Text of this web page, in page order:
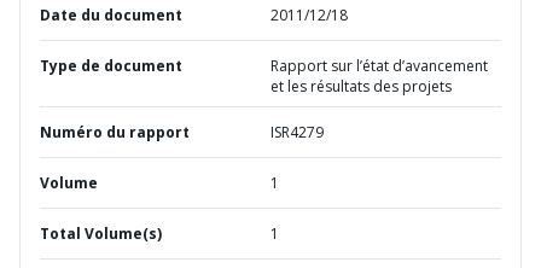
Date du document 2011/12/18
Type de document
Rapport sur l’état d’avancement
et les résultats des projets
Numéro du rapport ISR4279
Volume 1
Total Volume(s) 1